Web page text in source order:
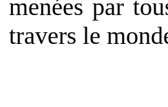
menées par
travers le